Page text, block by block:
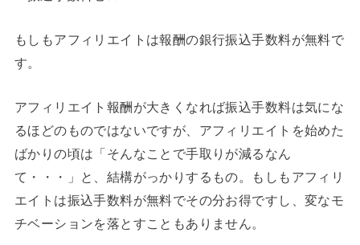
もしもアフィリエイトは報酬の銀行振込手数料が無料で
す。
アフィリエイト報酬が大きくなれば振込手数料は気にな
るほどのものではないですが、アフィリエイトを始めた
ばかりの頃は「そんなことで手取りが減るなん
て・・・」と、結構がっかりするもの。もしもアフィリ
エイトは振込手数料が無料でその分お得ですし、変なモ
チベーションを落とすこともありません。